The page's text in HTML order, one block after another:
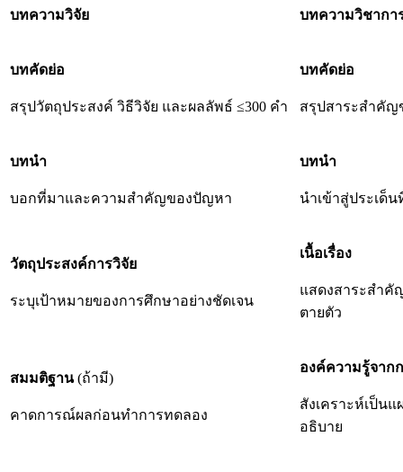
บทความวิจัย บทความวิชากา
บทคัดย่อ
สรุปวัตถุประสงค์ วิธีวิจัย และผลลัพธ์ ≤300 คำ
บทคัดย่อ
สรุปสาระสำคัญ
บทนำ
บอกที่มาและความสำคัญของปัญหา
บทนำ
นำเข้าสู่ประเด็
วัตถุประสงค์การวิจัย
ระบุเป้าหมายของการศึกษาอย่างชัดเจน
เนื้อเรื่อง
แสดงสาระสำคั
ตายตัว
สมมติฐาน (ถ้ามี)
คาดการณ์ผลก่อนทำการทดลอง
องค์ความรู้จาก
สังเคราะห์เป็น
อธิบาย